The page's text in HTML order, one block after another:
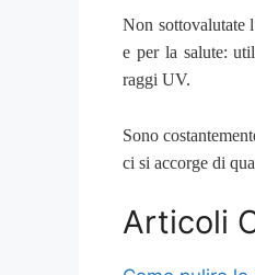
Non sottovalutate
e per la salute:
raggi UV.
Sono
ci si accorge di
Articoli